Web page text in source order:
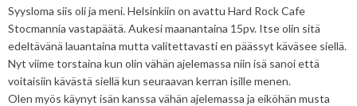
Syysloma siis oli ja meni. Helsinkiin on avattu Hard Rock Cafe
Stocmannia vastapäätä. Aukesi maanantaina 15pv. Itse olin sitä
edeltävänä lauantaina mutta valitettavasti en päässyt käväsee siellä.
Nyt viime torstaina kun olin vähän ajelemassa niin isä sanoi että
voitaisiin kävästä siellä kun seuraavan kerran isille menen.
Olen myös käynyt isän kanssa vähän ajelemassa ja eiköhän musta